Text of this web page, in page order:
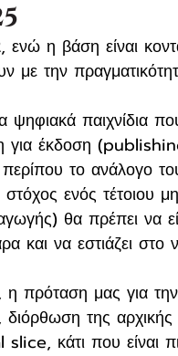
η βάση είναι
με την
ψηφιακά παιχνίδια
για έκδοση
περίπου το ανάλογο
στόχος ενός τέτοιου
θα πρέπει να
και να εστιάζει
η πρόταση μας για
διόρθωση της
slice, κάτι που είναι